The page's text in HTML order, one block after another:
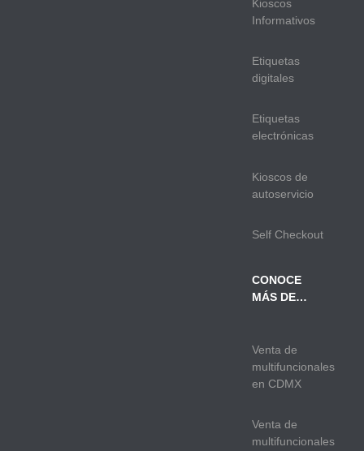
Kioscos
Informativos
Etiquetas
digitales
Etiquetas
electrónicas
Kioscos de
autoservicio
Self Checkout
CONOCE
MÁS DE…
Venta de
multifuncionales
en CDMX
Venta de
multifuncionales